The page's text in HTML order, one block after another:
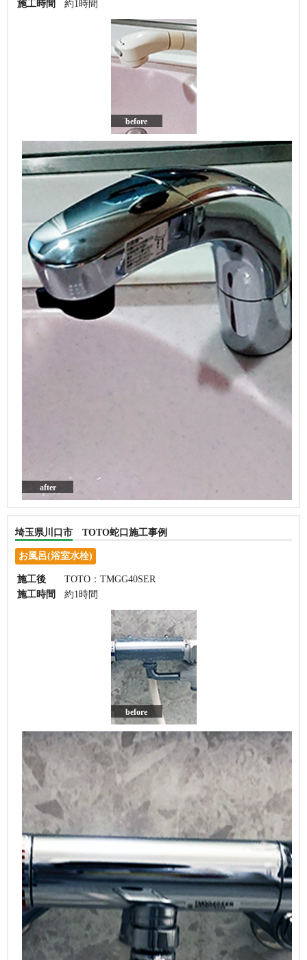
施工時間 約1時間
before
after
埼玉県川口市 TOTO蛇口施工事例
お風呂(浴室水栓)
施工後
TOTO：TMGG40SER
施工時間
約1時間
before